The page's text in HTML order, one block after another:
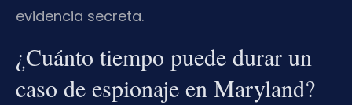
evidencia secreta.
¿Cuánto tiempo puede durar un
caso de espionaje en Maryland?